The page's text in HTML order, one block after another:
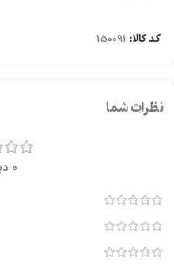
کد کالا: 150091
نظرات شما
0 دیدگاه